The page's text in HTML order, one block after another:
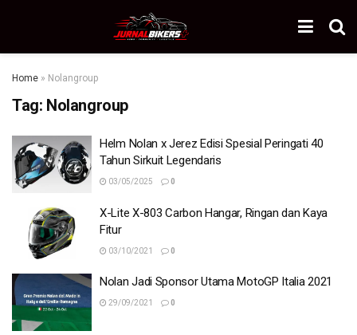
Home » Nolangroup
Tag: Nolangroup
Helm Nolan x Jerez Edisi Spesial Peringati 40
Tahun Sirkuit Legendaris
03/05/2025 0
X-Lite X-803 Carbon Hangar, Ringan dan Kaya
Fitur
03/10/2021 0
Nolan Jadi Sponsor Utama MotoGP Italia 2021
29/09/2021 0